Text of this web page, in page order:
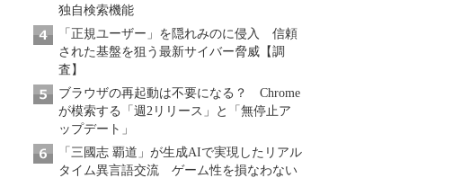
独自検索機能
「正規ユーザー」を隠れみのに侵入 信頼
された基盤を狙う最新サイバー脅威【調
査】
ブラウザの再起動は不要になる？ Chrome
が模索する「週2リリース」と「無停止ア
ップデート」
「三國志 覇道」が生成AIで実現したリアル
タイム異言語交流 ゲーム性を損なわない